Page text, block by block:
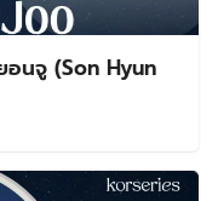
นจู (Son Hyun